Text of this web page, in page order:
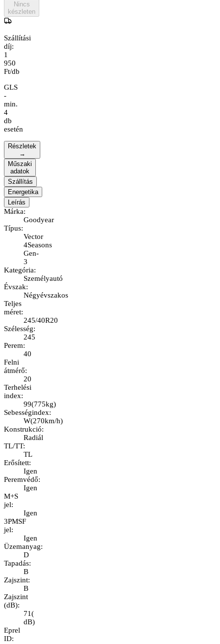
Nincs
készleten
Szállítási
díj:
1
950
Ft/db
GLS
-
min.
4
db
esetén
Részletek
→
Műszaki
adatok
Szállítás
Energetika
Leírás
Márka:
Goodyear
Típus:
Vector
4Seasons
Gen-
3
Kategória:
Személyautó
Évszak:
Négyévszakos
Teljes
méret:
245/40R20
Szélesség:
245
Perem:
40
Felni
átmérő:
20
Terhelési
index:
99(775kg)
Sebességindex:
W(270km/h)
Konstrukció:
Radiál
TL/TT:
TL
Erősített:
Igen
Peremvédő:
Igen
M+S
jel:
Igen
3PMSF
jel:
Igen
Üzemanyag:
D
Tapadás:
B
Zajszint:
B
Zajszint
(dB):
71(
dB)
Eprel
ID: